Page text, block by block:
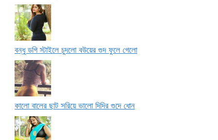
বন্ধু ডগি স্টাইলে চুদলো বউয়ের গুদ ফুলে গেলো
কালো বালের ছাট সরিয়ে ভালো দিদির গুদে ধোন